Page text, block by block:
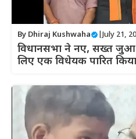
By Dhiraj Kushwaha July 21,
विधानसभा ने नए, सख्त जुआ
लिए एक विधेयक पारित किया